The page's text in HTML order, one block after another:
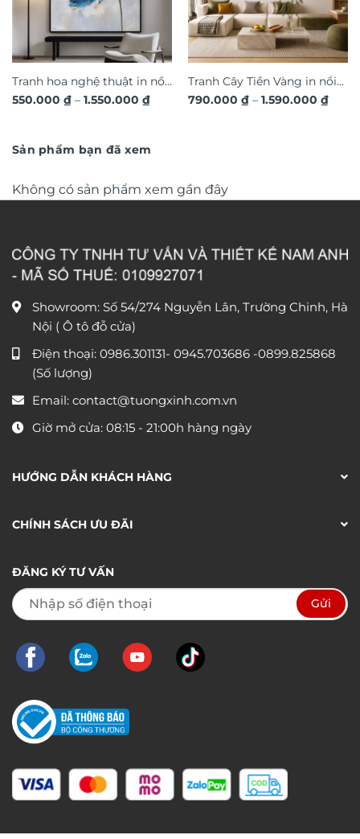
Tranh hoa nghệ thuật in nổi
3D hiệu ứng dát vàng sang
550.000 ₫ – 1.550.000 ₫Khoảng
1.550.000 ₫
Tranh Cây Tiền Vàng in nổi
3D dát vàng ánh kim sang
790.000 ₫ – 1.590.000 ₫
Sản phẩm bạn đã xem
Không có sản phẩm xem gần đây
Showroom: Số 54/274 Nguyễn Lân, Trường Chinh, Hà
Nội ( Ô tô đỗ cửa)
Điện thoại: 0986.301131- 0945.703686 -0899.825868
(Số lượng)
Email: contact@tuongxinh.com.vn
Giờ mở cửa: 08:15 - 21:00h hàng ngày
HƯỚNG DẪN KHÁCH HÀNG
CHÍNH SÁCH ƯU ĐÃI
ĐĂNG KÝ TƯ VẤN